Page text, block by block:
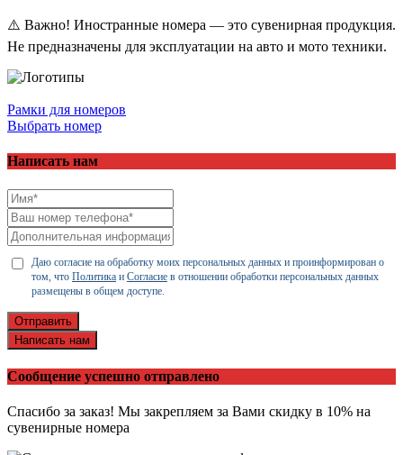
⚠️ Важно! Иностранные номера — это сувенирная продукция.
Не предназначены для эксплуатации на авто и мото техники.
Рамки для номеров
Выбрать номер
Написать нам
Даю согласие на обработку моих персональных данных и проинформирован о
том, что Политика и Согласие в отношении обработки персональных данных
размещены в общем доступе.
Отправить
Написать нам
Сообщение успешно отправлено
Спасибо за заказ! Мы закрепляем за Вами скидку в 10% на
сувенирные номера